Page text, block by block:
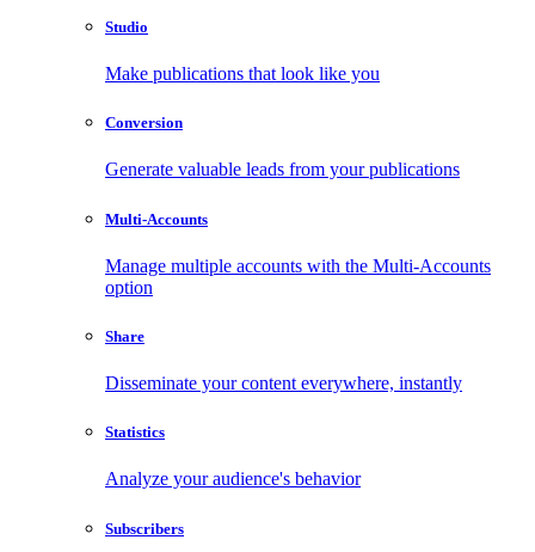
Studio
Make publications that look like you
Conversion
Generate valuable leads from your publications
Multi-Accounts
Manage multiple accounts with the Multi-Accounts
option
Share
Disseminate your content everywhere, instantly
Statistics
Analyze your audience's behavior
Subscribers